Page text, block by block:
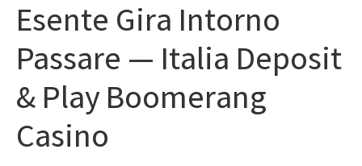
Esente Gira Intorno
Passare — Italia Deposit
& Play Boomerang
Casino